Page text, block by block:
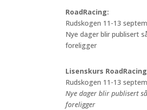
RoadRacing:
Rudskogen 11-13
Nye dager blir publisert
foreligger
Lisenskurs
Rudskogen 11-13
Nye dager blir publisert
foreligger